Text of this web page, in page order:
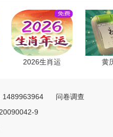
2026生肖运 黄
1489963964 问卷调查
9